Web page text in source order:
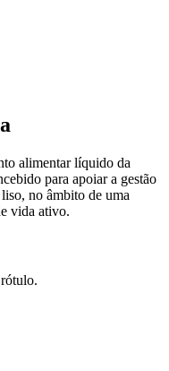
alimentar líquido da
para apoiar a gestão
no âmbito de uma
vida ativo.